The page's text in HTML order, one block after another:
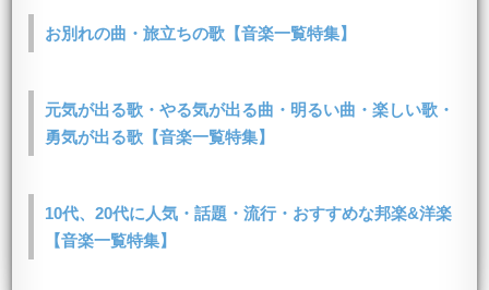
お別れの曲・旅立ちの歌【音楽一覧特集】
元気が出る歌・やる気が出る曲・明るい曲・楽しい歌・
勇気が出る歌【音楽一覧特集】
10代、20代に人気・話題・流行・おすすめな邦楽&洋楽
【音楽一覧特集】